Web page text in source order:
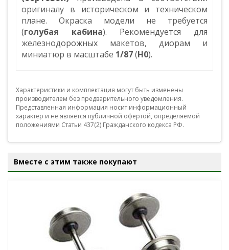
оригиналу в историческом и техническом
плане. Окраска модели не требуется
(голубая кабина). Рекомендуется для
железнодорожных макетов, диорам и
миниатюр в масштабе 1/87(H0).
Характеристики и комплектация могут быть изменены
производителем без предварительного уведомления.
Представленная информация носит информационный
характер и не является публичной офертой, определяемой
положениями Статьи 437(2) Гражданского кодекса РФ.
Вместе с этим также покупают